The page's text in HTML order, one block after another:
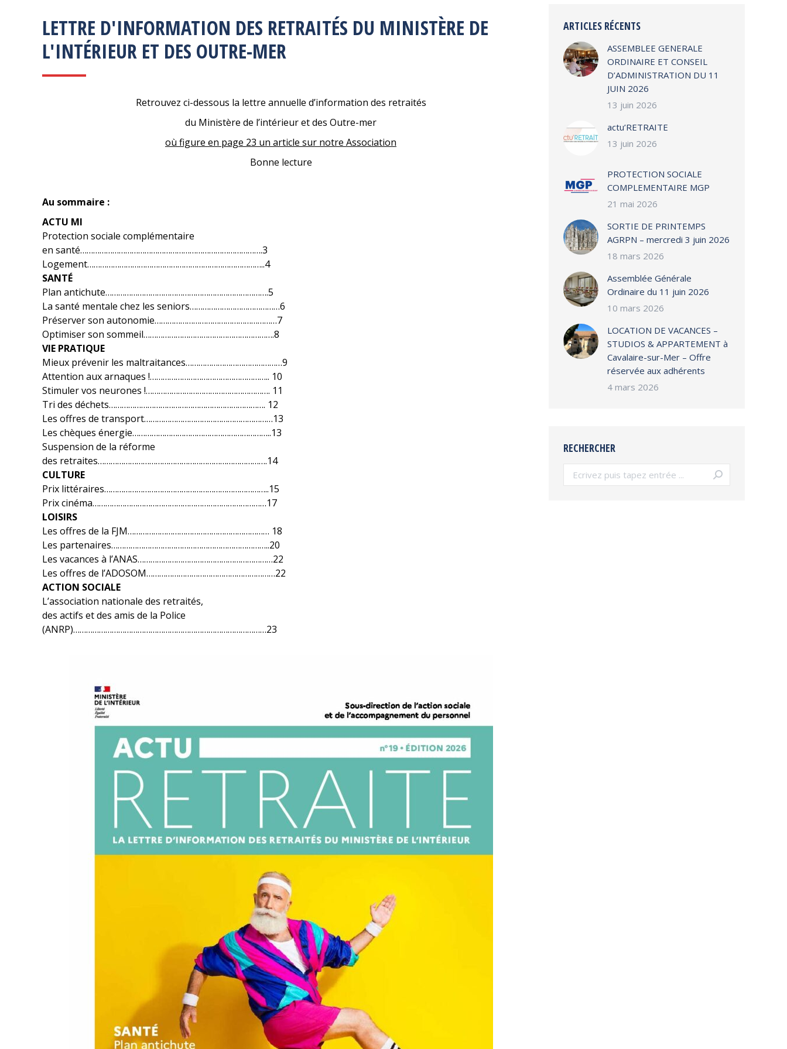
LETTRE D'INFORMATION DES RETRAITÉS DU MINISTÈRE DE
L'INTÉRIEUR ET DES OUTRE-MER
Retrouvez ci-dessous la lettre annuelle d’information des retraités
du Ministère de l’intérieur et des Outre-mer
où figure en page 23 un article sur notre Association
Bonne lecture
Au sommaire :
ACTU MI
Protection sociale complémentaire
en santé………………………………………………………………………….3
Logement………………………………………………………………………..4
SANTÉ
Plan antichute………………………………………………………………….5
La santé mentale chez les seniors……………………………………6
Préserver son autonomie…………………………………………………7
Optimiser son sommeil…………………………………………………….8
VIE PRATIQUE
Mieux prévenir les maltraitances………………………………………9
Attention aux arnaques !……………………………………………….. 10
Stimuler vos neurones !…………………………………………………. 11
Tri des déchets………………………………………………………………. 12
Les offres de transport……………………………………………………13
Les chèques énergie………………………………………………………..13
Suspension de la réforme
des retraites…………………………………………………………………….14
CULTURE
Prix littéraires…………………………………………………………………..15
Prix cinéma………………………………………………………………………17
LOISIRS
Les offres de la FJM………………………………………………………… 18
Les partenaires………………………………………………………………..20
Les vacances à l’ANAS………………………………………………………22
Les offres de l’ADOSOM……………………………………………………22
ACTION SOCIALE
L’association nationale des retraités,
des actifs et des amis de la Police
(ANRP)………………………………………………………………………………23
ARTICLES RÉCENTS
ASSEMBLEE GENERALE
ORDINAIRE ET CONSEIL
D’ADMINISTRATION DU 11
JUIN 2026
13 juin 2026
actu’RETRAITE
13 juin 2026
PROTECTION SOCIALE
COMPLEMENTAIRE MGP
21 mai 2026
SORTIE DE PRINTEMPS
AGRPN – mercredi 3 juin 2026
18 mars 2026
Assemblée Générale
Ordinaire du 11 juin 2026
10 mars 2026
LOCATION DE VACANCES –
STUDIOS & APPARTEMENT à
Cavalaire-sur-Mer – Offre
réservée aux adhérents
4 mars 2026
RECHERCHER
Search: